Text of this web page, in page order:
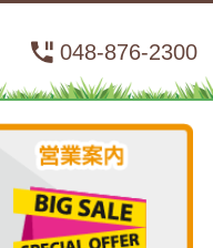
048-876-2300